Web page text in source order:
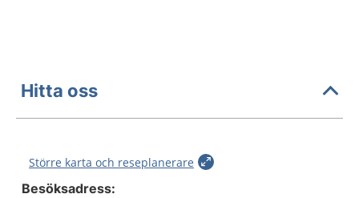
Hitta oss
Större karta och reseplanerare
Besöksadress: